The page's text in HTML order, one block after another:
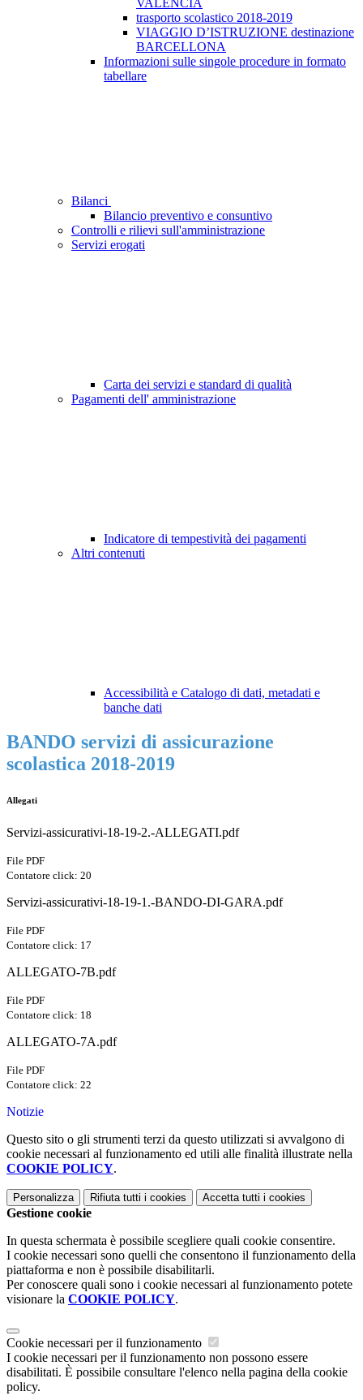
VALENCIA
trasporto scolastico 2018-2019
VIAGGIO D’ISTRUZIONE destinazione
BARCELLONA
Informazioni sulle singole procedure in formato
tabellare
Bilanci
Bilancio preventivo e consuntivo
Controlli e rilievi sull'amministrazione
Servizi erogati
Carta dei servizi e standard di qualità
Pagamenti dell' amministrazione
Indicatore di tempestività dei pagamenti
Altri contenuti
Accessibilità e Catalogo di dati, metadati e
banche dati
BANDO servizi di assicurazione
scolastica 2018-2019
Allegati
Servizi-assicurativi-18-19-2.-ALLEGATI.pdf
File PDF
Contatore click: 20
Servizi-assicurativi-18-19-1.-BANDO-DI-GARA.pdf
File PDF
Contatore click: 17
ALLEGATO-7B.pdf
File PDF
Contatore click: 18
ALLEGATO-7A.pdf
File PDF
Contatore click: 22
Notizie
Questo sito o gli strumenti terzi da questo utilizzati si avvalgono di
cookie necessari al funzionamento ed utili alle finalità illustrate nella
COOKIE POLICY.
Personalizza Rifiuta tutti i cookies Accetta tutti i cookies
Gestione cookie
In questa schermata è possibile scegliere quali cookie consentire.
I cookie necessari sono quelli che consentono il funzionamento della
piattaforma e non è possibile disabilitarli.
Per conoscere quali sono i cookie necessari al funzionamento potete
visionare la COOKIE POLICY.
Cookie necessari per il funzionamento
I cookie necessari per il funzionamento non possono essere
disabilitati. È possibile consultare l'elenco nella pagina della cookie
policy.